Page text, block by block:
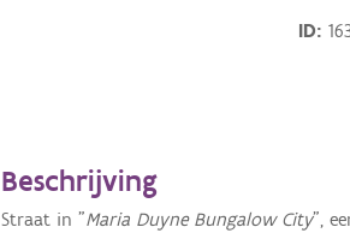
ID
Beschrijving
Straat in "Maria Duyne Bungalow City",